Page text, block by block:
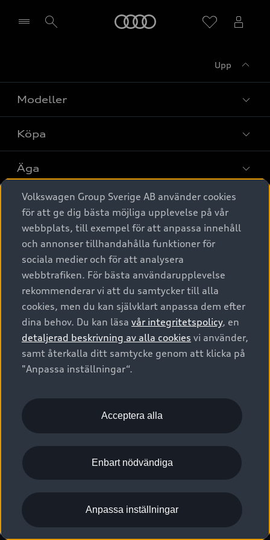
Upp
Modeller
Alla modeller
Elbilar
A6 modellerna
SUV
Avant
Audi Sport
Köpa
Privaterbjudanden
Privatleasing
Nya bilar i lager
Begagnade bilar i lager
Audi approved :plus - så gott som nya
Finansiering
Audi exclusive
Provkörning
Äga
Service & tillbehör
Audi digital services
Originaltillbehör - köp online
Garantier
Försäkring
Digitala manualer för din Audi
Audi Collection – livsstilsartiklar
Vanliga frågor
2G/3G nätet stängs ned - Hur påverkas min bil av detta?
Tjänstebil
Tjänstebil
Business lease online
Företagsleasing
Om Audi Sverige
Kontakta oss
Audi Återförsäljare/-serviceverkstad
myAudi
Pressmeddelanden
Nyhetsbrev
Vårt hållbarhetsarbete
Lediga tjänster huvudkontor
Lediga tjänster hos Audi Återförsäljare
Kommentar till mediauppgifter om dataläcka
© 2026 AUDI SVERIGE. All Rights Reserved.
Utgivare Juridiskt
Juridiskt Audi AG
Juridiskt Audi Digital Giveaway
Anpassa inställningar för cookies
Visselblåsarkanaler
Volkswagen Group Sverige AB använder cookies
för att ge dig bästa möjliga upplevelse på vår
webbplats, till exempel för att anpassa innehåll
och annonser tillhandahålla funktioner för
sociala medier och för att analysera
webbtrafiken. För bästa användarupplevelse
rekommenderar vi att du samtycker till alla
cookies, men du kan självklart anpassa dem efter
dina behov. Du kan läsa vår integritetspolicy, en
detaljerad beskrivning av alla cookies vi använder,
samt återkalla ditt samtycke genom att klicka på
"Anpassa inställningar“.
Acceptera alla
Enbart nödvändiga
Anpassa inställningar